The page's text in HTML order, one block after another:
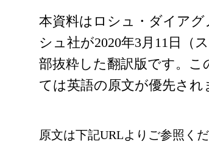
本資料はロシュ・ダイア
シュ社が2020年3月11日（
部抜粋した翻訳版です。
ては英語の原文が優先され
原文は下記URLよりご参照くだ